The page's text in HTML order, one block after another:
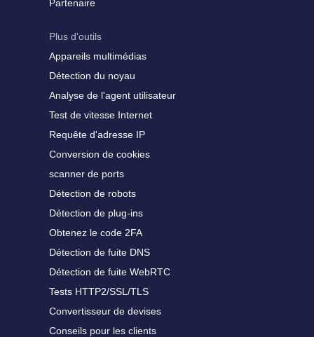
Partenaire
Plus d'outils
Appareils multimédias
Détection du noyau
Analyse de l'agent utilisateur
Test de vitesse Internet
Requête d'adresse IP
Conversion de cookies
scanner de ports
Détection de robots
Détection de plug-ins
Obtenez le code 2FA
Détection de fuite DNS
Détection de fuite WebRTC
Tests HTTP2/SSL/TLS
Convertisseur de devises
Conseils pour les clients